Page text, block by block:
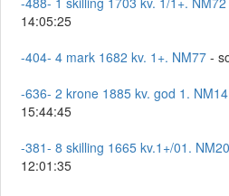
14:05:25
-404- 4 mark 1682 kv. 1+. NM77 -
-636- 2 krone 1885 kv. god 1. NM14
15:44:45
-381- 8 skilling 1665 kv.1+/01.
12:01:35